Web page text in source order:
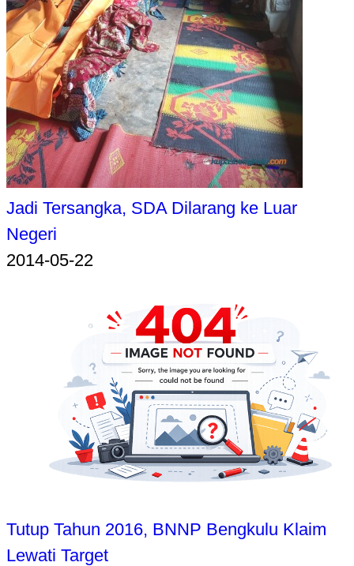
Jadi Tersangka, SDA Dilarang ke Luar
Negeri
2014-05-22
Tutup Tahun 2016, BNNP Bengkulu Klaim
Lewati Target